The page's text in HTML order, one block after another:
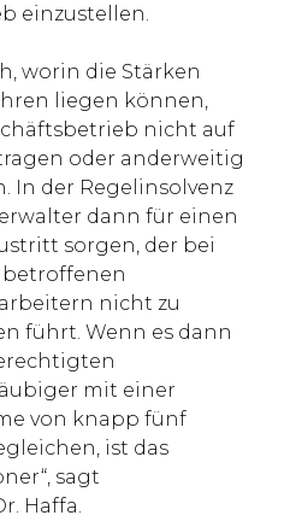
einzustellen.
worin die Stärken
liegen können,
nicht auf
oder anderweitig
In der Regelinsolvenz
dann für einen
sorgen, der bei
nicht zu
führt. Wenn es dann
mit einer
von knapp fünf
ist das
sagt
Haffa.